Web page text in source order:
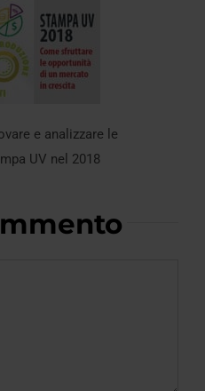
e analizzare le
UV nel 2018